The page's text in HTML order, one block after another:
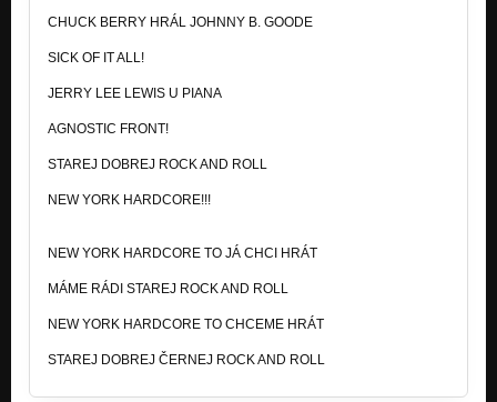
CHUCK BERRY HRÁL JOHNNY B. GOODE
SICK OF IT ALL!
JERRY LEE LEWIS U PIANA
AGNOSTIC FRONT!
STAREJ DOBREJ ROCK AND ROLL
NEW YORK HARDCORE!!!
NEW YORK HARDCORE TO JÁ CHCI HRÁT
MÁME RÁDI STAREJ ROCK AND ROLL
NEW YORK HARDCORE TO CHCEME HRÁT
STAREJ DOBREJ ČERNEJ ROCK AND ROLL